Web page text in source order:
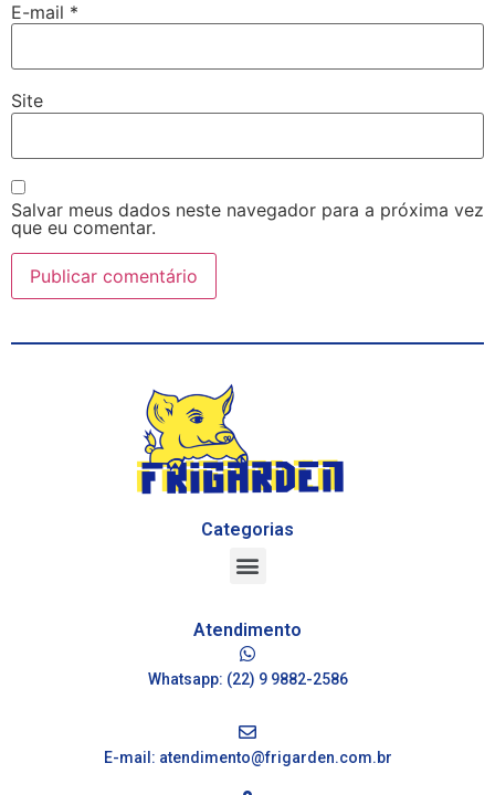
E-mail *
Site
Salvar meus dados neste navegador para a próxima vez
que eu comentar.
Categorias
Atendimento
Whatsapp: (22) 9 9882-2586
E-mail: atendimento@frigarden.com.br